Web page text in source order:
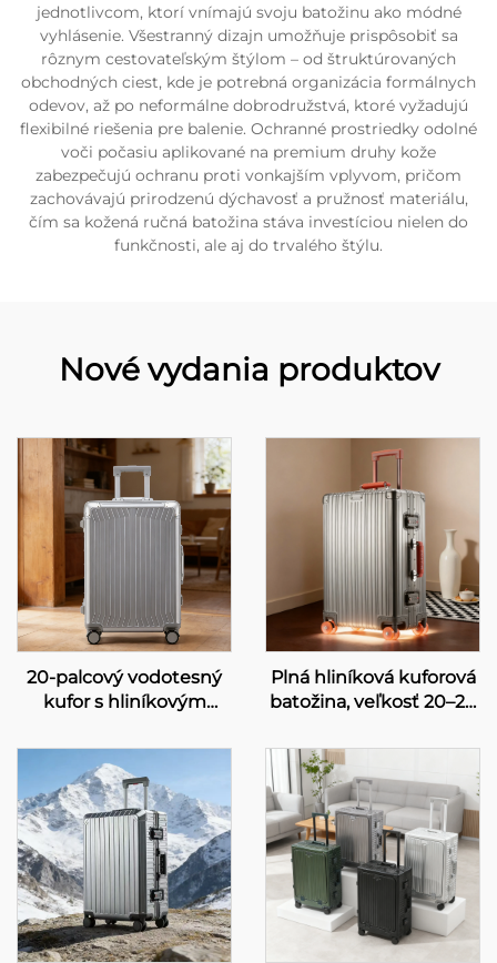
jednotlivcom, ktorí vnímajú svoju batožinu ako módné
vyhlásenie. Všestranný dizajn umožňuje prispôsobiť sa
rôznym cestovateľským štýlom – od štruktúrovaných
obchodných ciest, kde je potrebná organizácia formálnych
odevov, až po neformálne dobrodružstvá, ktoré vyžadujú
flexibilné riešenia pre balenie. Ochranné prostriedky odolné
voči počasiu aplikované na premium druhy kože
zabezpečujú ochranu proti vonkajším vplyvom, pričom
zachovávajú prirodzenú dýchavosť a pružnosť materiálu,
čím sa kožená ručná batožina stáva investíciou nielen do
funkčnosti, ale aj do trvalého štýlu.
Nové vydania produktov
20-palcový vodotesný
kufor s hliníkovým
priestorný a odolný
kufor na palubu s
bezpečnostným
heslovým zámkom pre
cestovanie
Plná hliníková kuforová
batožina, veľkosť 20–28
s heslovou zámku,
rotujúci kufor na
cestovanie, veľká
kapacita, voľnočasové a
cestovateľské použitie,
kožená rukoväť